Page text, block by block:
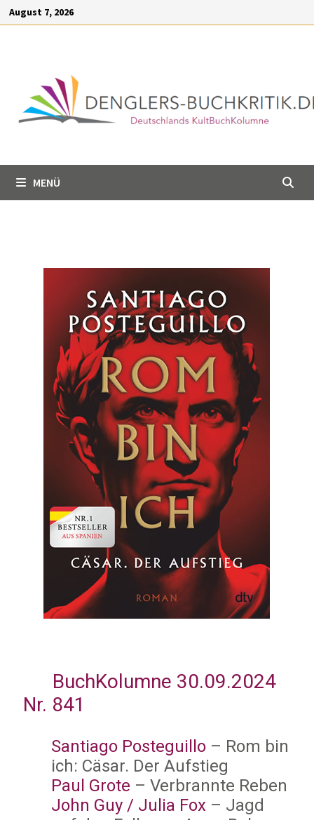
springen
August 7, 2026
MENÜ
BuchKolumne 30.09.2024
Nr. 841
Santiago Posteguillo – Rom bin
ich: Cäsar. Der Aufstieg
Paul Grote – Verbrannte Reben
John Guy / Julia Fox – Jagd